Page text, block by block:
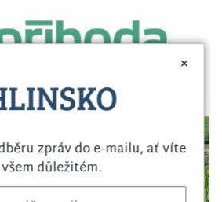
×
zpráv do e-mailu, ať víte
důležitém.